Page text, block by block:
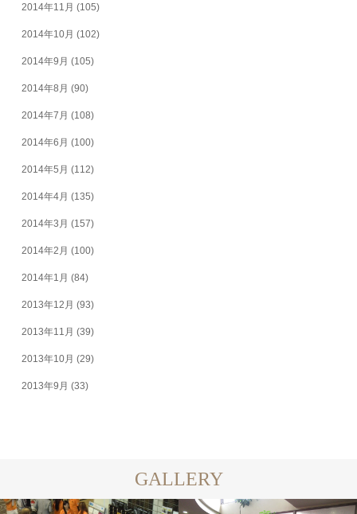
2014年11月 (105)
2014年10月 (102)
2014年9月 (105)
2014年8月 (90)
2014年7月 (108)
2014年6月 (100)
2014年5月 (112)
2014年4月 (135)
2014年3月 (157)
2014年2月 (100)
2014年1月 (84)
2013年12月 (93)
2013年11月 (39)
2013年10月 (29)
2013年9月 (33)
GALLERY